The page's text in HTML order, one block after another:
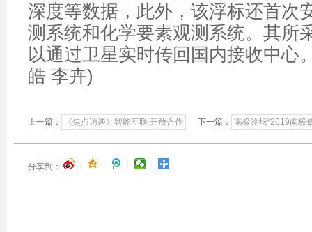
深度等数据，此外，该浮标还首次
测系统和化学要素观测系统。其所
以通过卫星实时传回国内接收中心
皓 李卉)
上一篇： 《焦点访谈》智能互联 开放合作 下一篇： 南极论坛“2019南极
分享到：